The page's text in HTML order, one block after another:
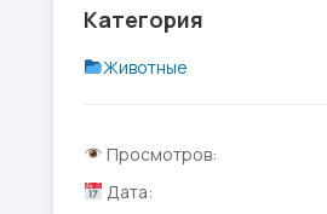
Категория
Животные
Просмотров:
Дата: